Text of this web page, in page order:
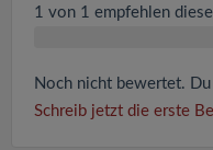
1 von 1 empfehlen
Noch nicht bewertet.
Schreib jetzt die erste